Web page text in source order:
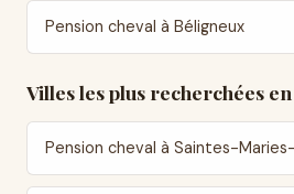
Pension cheval à Béligneux
Villes les plus recherchées
Pension cheval à Saintes-